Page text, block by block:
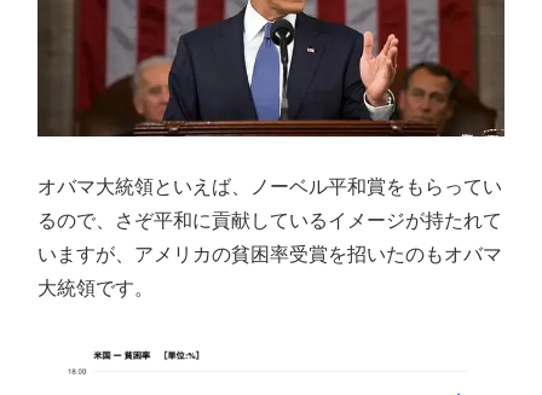
オバマ大統領といえば、ノーベル平和賞をもらってい
るので、さぞ平和に貢献しているイメージが持たれて
いますが、アメリカの貧困率受賞を招いたのもオバマ
大統領です。